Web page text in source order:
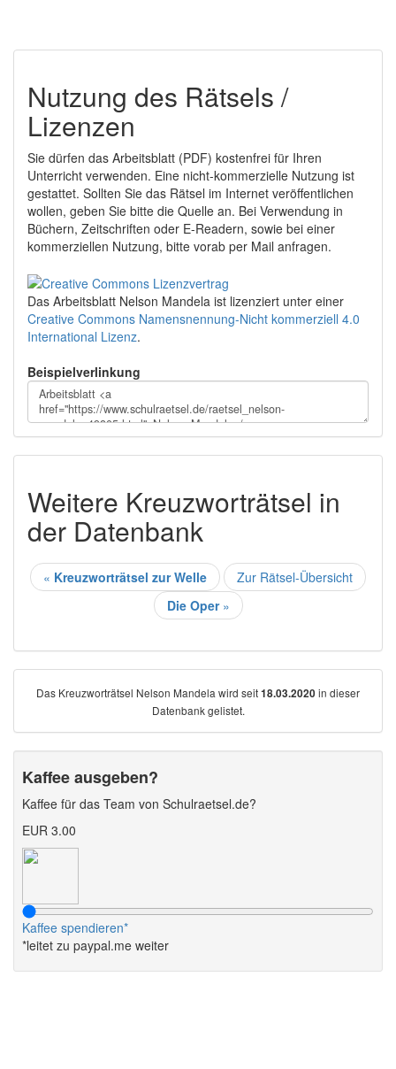
Nutzung des Rätsels /
Lizenzen
Sie dürfen das Arbeitsblatt (PDF) kostenfrei für Ihren
Unterricht verwenden. Eine nicht-kommerzielle Nutzung ist
gestattet. Sollten Sie das Rätsel im Internet veröffentlichen
wollen, geben Sie bitte die Quelle an. Bei Verwendung in
Büchern, Zeitschriften oder E-Readern, sowie bei einer
kommerziellen Nutzung, bitte vorab per Mail anfragen.
Das Arbeitsblatt Nelson Mandela ist lizenziert unter einer
Creative Commons Namensnennung-Nicht kommerziell 4.0
International Lizenz.
Beispielverlinkung
Weitere Kreuzworträtsel in
der Datenbank
« Kreuzworträtsel zur Welle
Zur Rätsel-Übersicht
Die Oper»
Das Kreuzworträtsel Nelson Mandela wird seit18.03.2020in dieser
Datenbank gelistet.
Kaffee ausgeben?
Kaffee für das Team von Schulraetsel.de?
EUR 3.00
Kaffee spendieren*
*leitet zu paypal.me weiter